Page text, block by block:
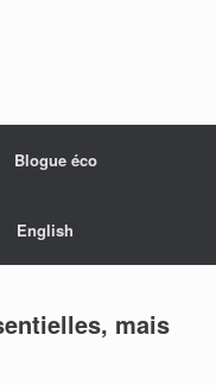
Blogue éco
English
mais